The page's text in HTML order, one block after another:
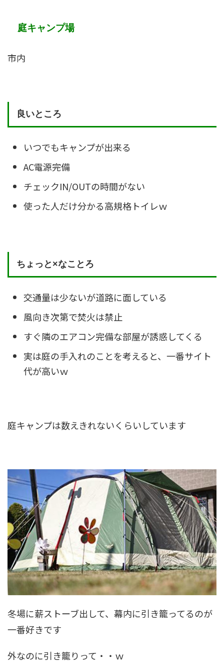
庭キャンプ場
市内
良いところ
いつでもキャンプが出来る
AC電源完備
チェックIN/OUTの時間がない
使った人だけ分かる高規格トイレｗ
ちょっと×なことろ
交通量は少ないが道路に面している
風向き次第で焚火は禁止
すぐ隣のエアコン完備な部屋が誘惑してくる
実は庭の手入れのことを考えると、一番サイト
代が高いｗ
庭キャンプは数えきれないくらいしています
冬場に薪ストーブ出して、幕内に引き籠ってるのが
一番好きです
外なのに引き籠りって・・ｗ